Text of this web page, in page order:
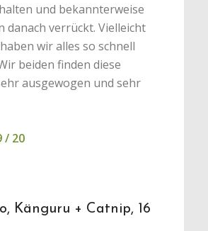
und bekannterweise
danach verrückt. Vielleicht
wir alles so schnell
beiden finden diese
ausgewogen und sehr
/ 20
Känguru + Catnip, 16